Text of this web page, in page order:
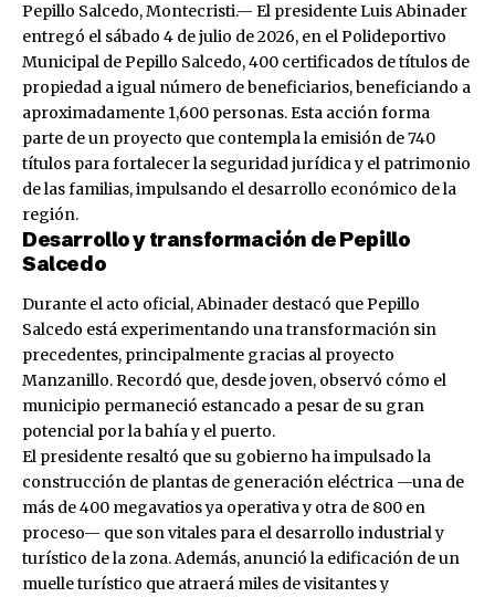
Pepillo Salcedo, Montecristi.— El presidente Luis Abinader
entregó el sábado 4 de julio de 2026, en el Polideportivo
Municipal de Pepillo Salcedo, 400 certificados de títulos de
propiedad a igual número de beneficiarios, beneficiando a
aproximadamente 1,600 personas. Esta acción forma
parte de un proyecto que contempla la emisión de 740
títulos para fortalecer la seguridad jurídica y el patrimonio
de las familias, impulsando el desarrollo económico de la
región.
Desarrollo y transformación de Pepillo
Salcedo
Durante el acto oficial, Abinader destacó que Pepillo
Salcedo está experimentando una transformación sin
precedentes, principalmente gracias al proyecto
Manzanillo. Recordó que, desde joven, observó cómo el
municipio permaneció estancado a pesar de su gran
potencial por la bahía y el puerto.
El presidente resaltó que su gobierno ha impulsado la
construcción de plantas de generación eléctrica —una de
más de 400 megavatios ya operativa y otra de 800 en
proceso— que son vitales para el desarrollo industrial y
turístico de la zona. Además, anunció la edificación de un
muelle turístico que atraerá miles de visitantes y